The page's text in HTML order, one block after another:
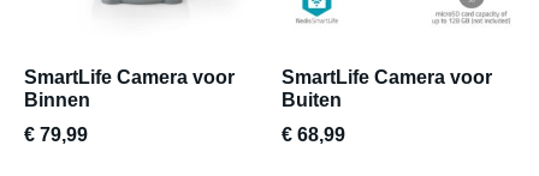
SmartLife Camera voor
Binnen
€ 79,99
SmartLife Camera voor
Buiten
€ 68,99